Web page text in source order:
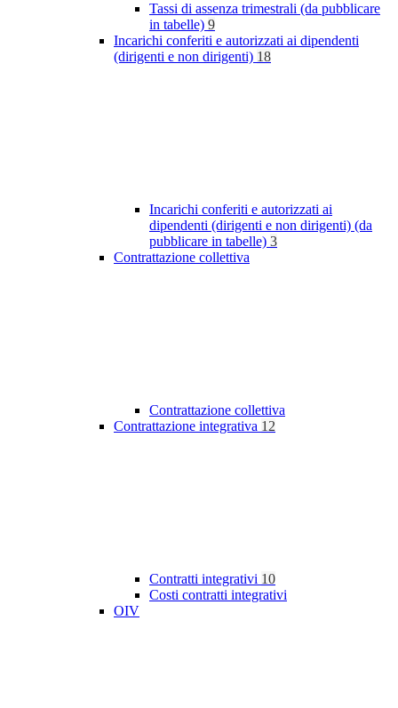
Tassi di assenza trimestrali (da pubblicare
in tabelle) 9
Incarichi conferiti e autorizzati ai dipendenti
(dirigenti e non dirigenti) 18
Incarichi conferiti e autorizzati ai
dipendenti (dirigenti e non dirigenti) (da
pubblicare in tabelle) 3
Contrattazione collettiva
Contrattazione collettiva
Contrattazione integrativa 12
Contratti integrativi 10
Costi contratti integrativi
OIV